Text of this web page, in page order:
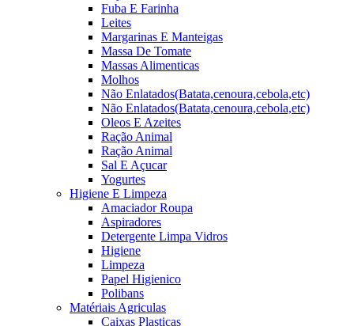
Fuba E Farinha
Leites
Margarinas E Manteigas
Massa De Tomate
Massas Alimenticas
Molhos
Não Enlatados(Batata,cenoura,cebola,etc)
Não Enlatados(Batata,cenoura,cebola,etc)
Oleos E Azeites
Ração Animal
Ração Animal
Sal E Açucar
Yogurtes
Higiene E Limpeza
Amaciador Roupa
Aspiradores
Detergente Limpa Vidros
Higiene
Limpeza
Papel Higienico
Polibans
Matériais Agriculas
Caixas Plasticas